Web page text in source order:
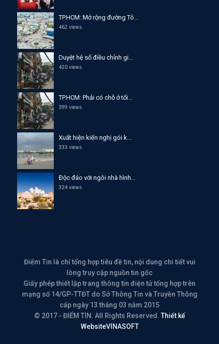
TP.HCM: Mở rộng đường Tô...
462 views
Duyệt hệ số điều chỉnh gi...
420 views
TP.HCM: Phải có chỗ ở tối...
399 views
Xuất hiện kiến nghị gói k...
333 views
Độc đáo với ngôi nhà hình...
324 views
Điểm Tin là chỉ tổng hợp tiêu đề tin, nội dung chi tiết vui
lòng truy cập nguồn tin gốc
Giấy phép thiết lập trang thông tin điện tử tổng hợp trên
mạng số 14/GP-TTĐT do Sở Thông Tin và Truyền Thông
cấp ngày 13 tháng 03 năm 2015
© 2017 - ĐIỂM TIN. All Rights Reserved. Thiết kế
WebsiteVINASOFT